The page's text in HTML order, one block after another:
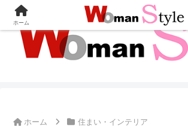
ホーム 住まい・インテリア
ホーム